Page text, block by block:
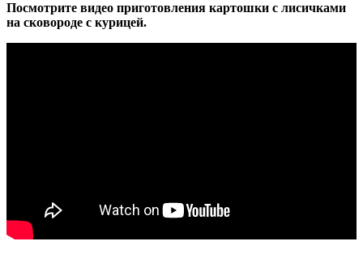
Посмотрите видео приготовления картошки с лисичками
на сковороде с курицей.